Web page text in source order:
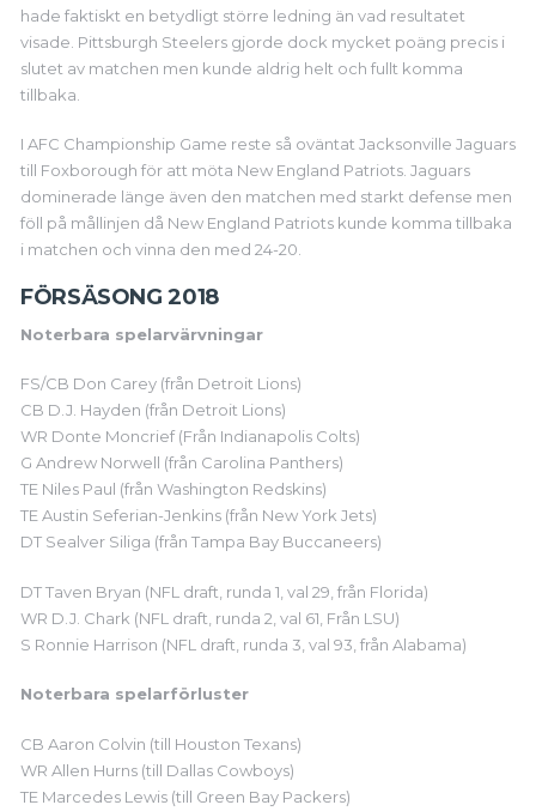
hade faktiskt en betydligt större ledning än vad resultatet
visade. Pittsburgh Steelers gjorde dock mycket poäng precis i
slutet av matchen men kunde aldrig helt och fullt komma
tillbaka.
I AFC Championship Game reste så oväntat Jacksonville Jaguars
till Foxborough för att möta New England Patriots. Jaguars
dominerade länge även den matchen med starkt defense men
föll på mållinjen då New England Patriots kunde komma tillbaka
i matchen och vinna den med 24-20.
FÖRSÄSONG 2018
Noterbara spelarvärvningar
FS/CB Don Carey (från Detroit Lions)
CB D.J. Hayden (från Detroit Lions)
WR Donte Moncrief (Från Indianapolis Colts)
G Andrew Norwell (från Carolina Panthers)
TE Niles Paul (från Washington Redskins)
TE Austin Seferian-Jenkins (från New York Jets)
DT Sealver Siliga (från Tampa Bay Buccaneers)
DT Taven Bryan (NFL draft, runda 1, val 29, från Florida)
WR D.J. Chark (NFL draft, runda 2, val 61, Från LSU)
S Ronnie Harrison (NFL draft, runda 3, val 93, från Alabama)
Noterbara spelarförluster
CB Aaron Colvin (till Houston Texans)
WR Allen Hurns (till Dallas Cowboys)
TE Marcedes Lewis (till Green Bay Packers)